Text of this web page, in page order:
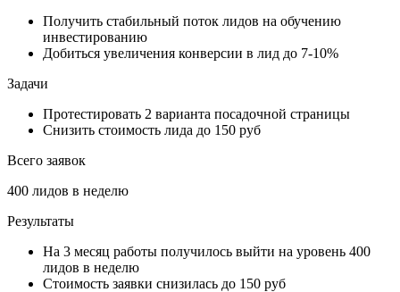
Получить стабильный поток лидов на обучению
инвестированию
Добиться увеличения конверсии в лид до 7-10%
Задачи
Протестировать 2 варианта посадочной страницы
Снизить стоимость лида до 150 руб
Всего заявок
400 лидов в неделю
Результаты
На 3 месяц работы получилось выйти на уровень 400
лидов в неделю
Стоимость заявки снизилась до 150 руб